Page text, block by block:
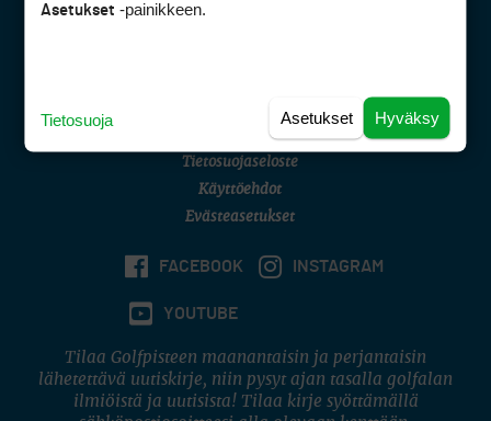
Asiakaspalvelu
(digi) digi@otavamedia.fi
Tietosuojaseloste
Käyttöehdot
Evästeasetukset
FACEBOOK INSTAGRAM
YOUTUBE
Tilaa Golfpisteen maanantaisin ja perjantaisin
lähetettävä uutiskirje, niin pysyt ajan tasalla golfalan
ilmiöistä ja uutisista! Tilaa kirje syöttämällä
Asetukset -painikkeen.
Hyväksy
Asetukset
Tietosuoja